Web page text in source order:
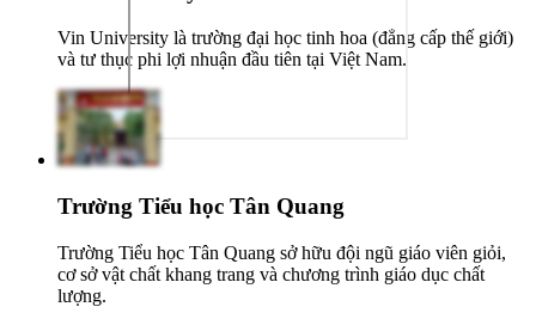
Vin University là trường đại học tinh hoa (đẳng cấp thế giới)
và tư thục phi lợi nhuận đầu tiên tại Việt Nam.
Trường Tiểu học Tân Quang
Trường Tiểu học Tân Quang sở hữu đội ngũ giáo viên giỏi,
cơ sở vật chất khang trang và chương trình giáo dục chất
lượng.